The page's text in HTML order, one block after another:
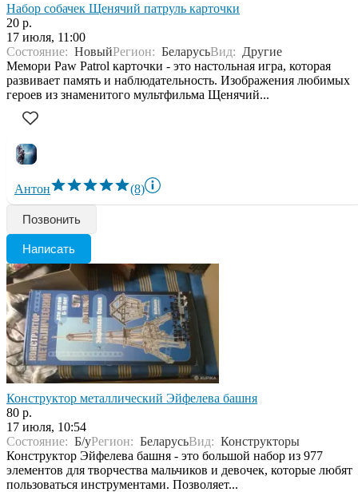
Набор собачек Щенячий патруль карточки
20 р.
17 июля, 11:00
Состояние: НовыйРегион: БеларусьВид: Другие
Мемори Paw Patrol карточки - это настольная игра, которая
развивает память и наблюдательность. Изображения любимых
героев из знаменитого мультфильма Щенячий...
Антон (8)
Позвонить
Написать
Конструктор металлический Эйфелева башня
80 р.
17 июля, 10:54
Состояние: Б/уРегион: БеларусьВид: Конструкторы
Конструктор Эйфелева башня - это большой набор из 977
элементов для творчества мальчиков и девочек, которые любят
пользоваться инструментами. Позволяет...